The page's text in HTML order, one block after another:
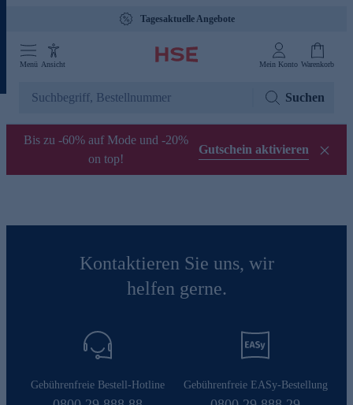
Tagesaktuelle Angebote
Menü Ansicht Mein Konto Warenkorb
Suchen
Bis zu -60% auf Mode und -20%
on top!
Gutschein aktivieren
Kontaktieren Sie uns, wir
helfen gerne.
Gebührenfreie Bestell-Hotline Gebührenfreie EASy-Bestellung